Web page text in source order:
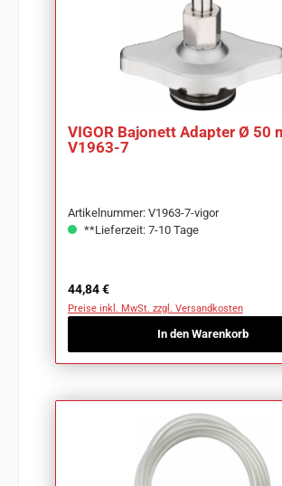
VIGOR Bajonett Adapter Ø 50
V1963-7
Artikelnummer: V1963-7-vigor
**Lieferzeit: 7-10 Tage
Regulärer Preis:
44,84 €
Preise inkl. MwSt. zzgl. Versandkosten
In den Warenkorb